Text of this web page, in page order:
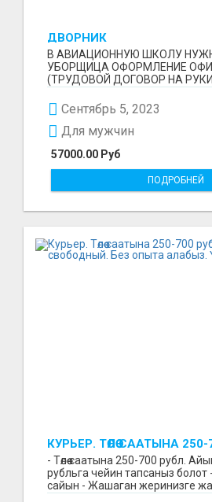
ДВОРНИК
В АВИАЦИОННУЮ ШКОЛУ
УБОРЩИЦА ОФОРМЛЕНИЕ
(ТРУДОВОЙ ДОГОВОР НА
Сентябрь 5, 2023
57000.00 Руб
Для мужчин
ПОДРОБНЕЙ
КУРЬЕР. ТӨЛӨӨ СААТЫНА
ЖУМУШ ГРАФИГИ
ОПЫТА АЛАБЫЗ. ҮЙДҮН
- Төлөө саатына 250-700 рубл.
рубльга чейин тапсаныз болот
сайын - Жашаган жеринизге